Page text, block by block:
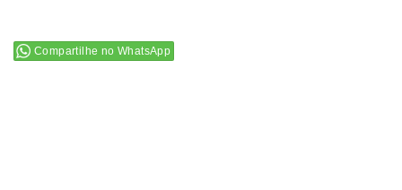
Compartilhe no WhatsApp